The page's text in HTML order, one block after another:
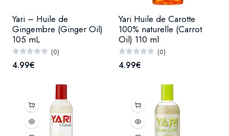
Yari – Huile de
Gingembre (Ginger Oil)
105 mL
(0)
4.99€
Yari Huile de Carotte
100% naturelle (Carrot
Oil) 110 ml
(0)
4.99€